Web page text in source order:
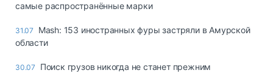
самые распространённые марки
31.07
Mash: 153 иностранных фуры застряли в Амурской
области
30.07 Поиск грузов никогда не станет прежним